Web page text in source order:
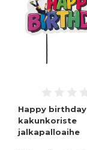
Happy birthday
kakunkoriste
jalkapalloaihe